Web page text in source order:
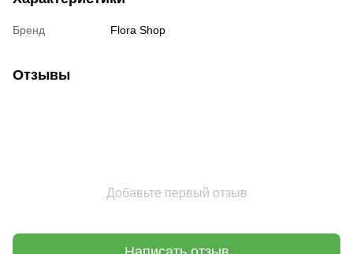
Бренд Flora Shop
Отзывы
Добавьте первый отзыв